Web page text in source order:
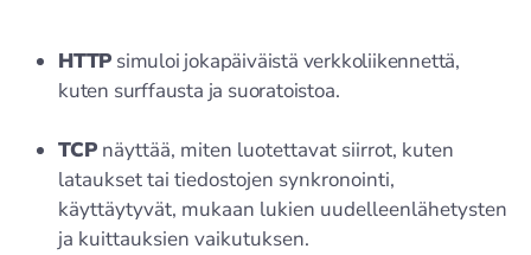
HTTP simuloi jokapäiväistä verkkoliikennettä,
kuten surffausta ja suoratoistoa.
TCP näyttää, miten luotettavat siirrot, kuten
lataukset tai tiedostojen synkronointi,
käyttäytyvät, mukaan lukien uudelleenlähetysten
ja kuittauksien vaikutuksen.